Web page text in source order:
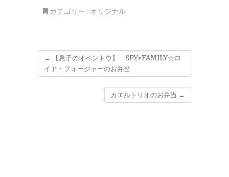
カテゴリー : オリジナル
←
【息子のオベントウ】 SPY×FAMILY☆ロ
イド・フォージャーのお弁当
カエルトリオのお弁当 →